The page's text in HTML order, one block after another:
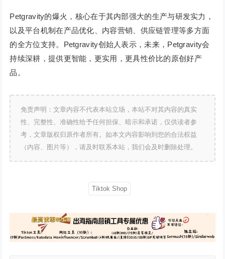
Petgravity的爆火，核心在于其内部强大的生产与研发实力，
以及平台机制在产品优化、内容营销、供应链管理等多方面
的全方位支持。Petgravity创始人表示，未来，Petgravity会
持续深耕，提供更智能，更实用，更具性价比的原创好产
品。
免责声明：文章内容不代表本站立场，本站不对其内容的真实
性、完整性、准确性给予任何担保、暗示和承诺，仅供读者参
考，文章版权归原作者所有。如本文内容影响到您的合法权益
（内容、图片等），请及时联系本站，我们会及时删除处理。
Tiktok Shop